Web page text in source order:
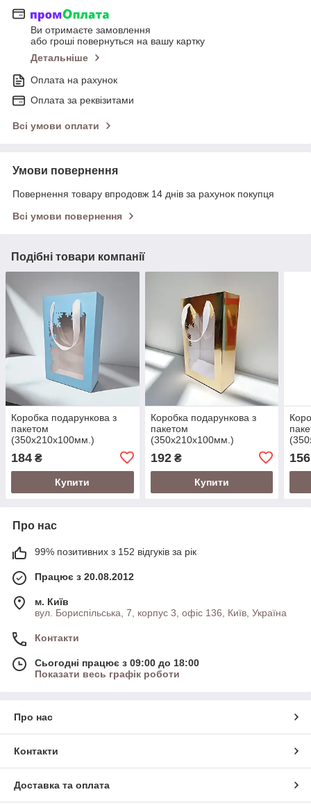
Ви отримаєте замовлення
або гроші повернуться на вашу картку
Детальніше
Оплата на рахунок
Оплата за реквізитами
Всі умови оплати
Умови повернення
Повернення товару впродовж 14 днів за рахунок покупця
Всі умови повернення
Подібні товари компанії
Коробка подарункова з
пакетом
(350х210х100мм.)
СНІЖИНКИ блакитно-біла
184 ₴
Купити
Коробка подарункова з
пакетом
(350х210х100мм.)
192₴
Купити
156
Про нас
99% позитивних з 152 відгуків за рік
Працює з 20.08.2012
м. Київ
вул. Бориспільська, 7, корпус 3, офіс 136, Київ, Україна
Контакти
Сьогодні працює з 09:00 до 18:00
Показати весь графік роботи
Про нас
Контакти
Доставка та оплата